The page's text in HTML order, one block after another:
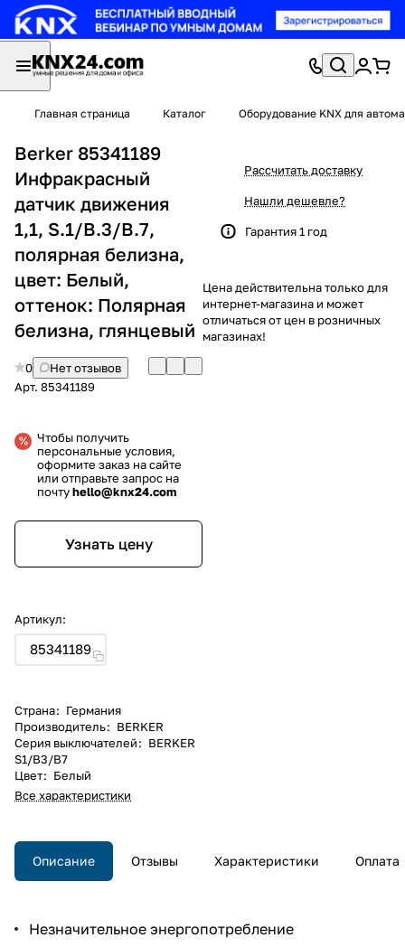
Главная страница Каталог Оборудование KNX для
Berker 85341189
Инфракрасный
датчик движения
1,1, S.1/B.3/B.7,
полярная белизна,
цвет: Белый,
оттенок: Полярная
белизна, глянцевый
0
Нет отзывов
Арт. 85341189
Чтобы получить
персональные условия,
оформите заказ на сайте
или отправьте запрос на
почтуhello@knx24.com
Узнать цену
Артикул:
85341189
Страна: Германия
Производитель: BERKER
Серия выключателей: BERKER
S1/B3/B7
Цвет: Белый
Все характеристики
Рассчитать доставку
Нашли дешевле?
Гарантия 1 год
Цена действительна только для
интернет-магазина и может
отличаться от цен в розничных
магазинах!
Описание Отзывы Характеристики Оплата
Незначительное энергопотребление